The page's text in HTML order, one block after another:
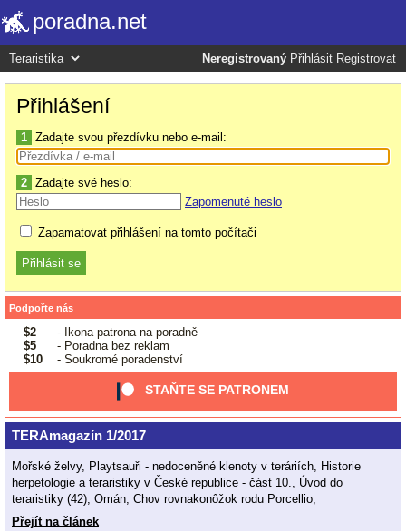
poradna.net
Neregistrovaný Přihlásit Registrovat
Přihlášení
1 Zadajte svou přezdívku nebo e-mail:
2 Zadajte své heslo:
Zapomenuté heslo
Zapamatovat přihlášení na tomto počítači
Podpořte nás
$2
- Ikona patrona na poradně
$5
- Poradna bez reklam
$10
- Soukromé poradenství
STAŇTE SE PATRONEM
TERAmagazín 1/2017
Mořské želvy, Playtsauři - nedoceněné klenoty v teráriích, Historie
herpetologie a teraristiky v České republice - část 10., Úvod do
teraristiky (42), Omán, Chov rovnakonôžok rodu Porcellio;
Přejít na článek